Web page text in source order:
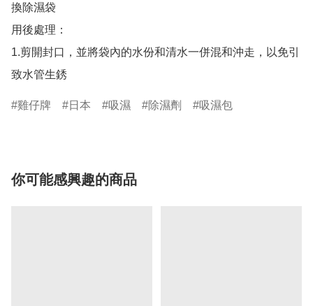
換除濕袋
用後處理：
1.剪開封口，並將袋內的水份和清水一併混和沖走，以免引
雞仔牌 日本 吸濕 除濕劑 吸濕包
你可能感興趣的商品